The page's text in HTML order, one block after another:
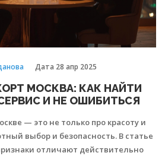
Дата 28 апр 2025
МОСКВА: КАК НАЙТИ
И НЕ ОШИБИТЬСЯ
— это не только про красоту и
выбор и безопасность. В статье
отличают действительно